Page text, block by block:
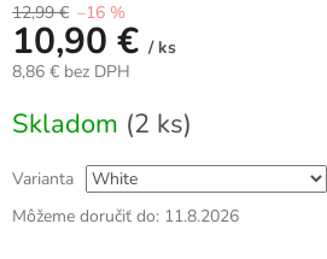
12,99 € –16 %
10,90 € / ks
8,86 € bez DPH
cena:
Skladom (2 ks)
Varianta
Môžeme doručiť do: 11.8.2026